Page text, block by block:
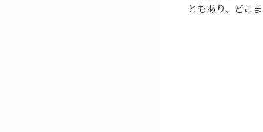
ともあり、どこ